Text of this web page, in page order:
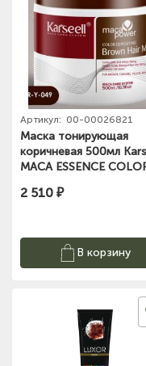
Артикул: 00-00026821
Маска тонирующая
коричневая 500мл
MACA ESSENCE
MASK
2 510 ₽
В корзину